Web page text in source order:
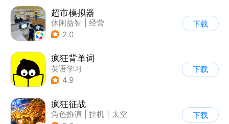
超市模拟器
休闲益智
经营
| 文字游戏
2.0
下载
疯狂背单词
英语学习
4.9
下载
疯狂征战
角色扮演 挂机
太空
下载